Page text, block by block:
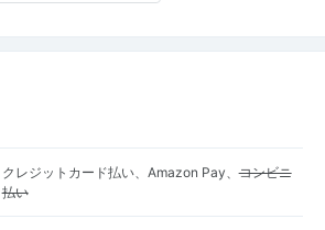
クレジットカード払い、Amazon Pay、コンビニ
払い